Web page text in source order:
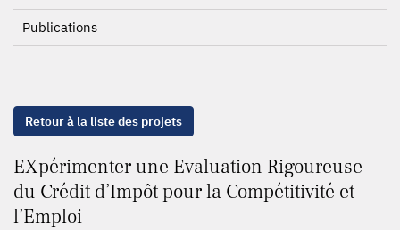
Publications
Retour à la liste des projets
EXpérimenter une Evaluation Rigoureuse
du Crédit d’Impôt pour la Compétitivité et
l’Emploi